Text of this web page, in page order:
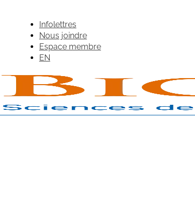
Infolettres
Nous joindre
Espace membre
EN